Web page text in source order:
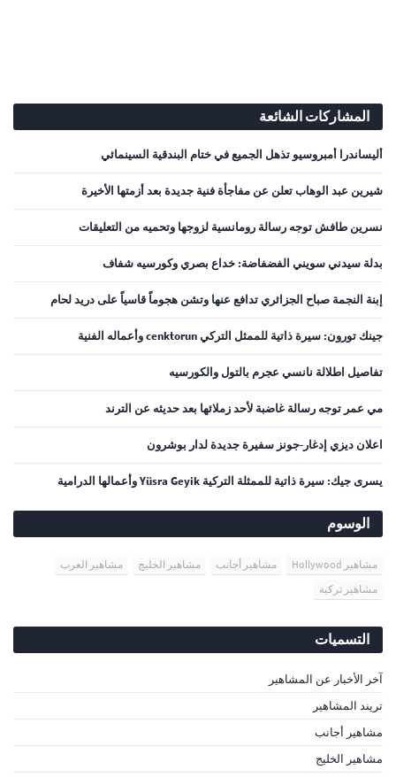
المشاركات الشائعة
أليساندرا أمبروسيو تذهل الجميع في ختام البندقية السينمائي
شيرين عبد الوهاب تعلن عن مفاجأة فنية جديدة بعد أزمتها الأخيرة
نسرين طافش توجه رسالة رومانسية لزوجها وتحميه من التعليقات
بدلة سيدني سويني الفضفاضة: خداع بصري وكورسيه شفاف
إبنة النجمة صباح الجزائري تدافع عنها وتشن هجوماً قاسياً على دريد لحام
جينك تورون: سيرة ذاتية للممثل التركي cenktorun وأعماله الفنية
تفاصيل اطلالة نانسي عجرم بالتول والكورسيه
مي عمر توجه رسالة غاضبة لأحد زملائها بعد حديثه عن الترند
اعلان ديزي إدغار-جونز سفيرة جديدة لدار بوشرون
يسرى جيك: سيرة ذاتية للممثلة التركية Yüsra Geyik وأعمالها الدرامية
الوسوم
مشاهير Hollywood مشاهير أجانب مشاهير الخليج
مشاهير العرب
مشاهير تركية
التسميات
آخر الأخبار عن المشاهير
تريند المشاهير
مشاهير أجانب
مشاهير الخليج